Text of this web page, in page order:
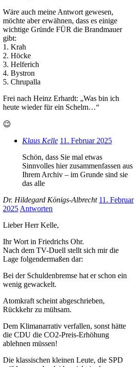
Wäre auch meine Antwort gewesen,
möchte aber erwähnen, dass es einige
wichtige Gründe FÜR die Brandmauer
gibt:
1. Krah
2. Höcke
3. Helferich
4. Bystron
5. Chrupalla
Frei nach Heinz Erhardt: „Was bin ich
heute wieder für ein Schelm…“
😉
Klaus Kelle 11. Februar 2025
Schön, dass Sie mal etwas
Sinnvolles hier zusammenfassen aus
Ihrem Archiv – im Grunde sind sie
das alle
Dr. Hildegard Königs-Albrecht 11. Februar
2025 Antworten
Lieber Herr Kelle,
Ihr Wort in Friedrichs Ohr.
Nach dem TV-Duell stellt sich mir die
Lage folgendermaßen dar:
Bei der Schuldenbremse hat er schon ein
wenig gewackelt.
Atomkraft scheint abgeschrieben,
Rückkehr zu mühsam.
Dem Klimanarrativ verfallen, sonst hätte
die CDU die CO2-Preis-Erhöhung
ablehnen müssen!
Die klassischen kleinen Leute, die SPD